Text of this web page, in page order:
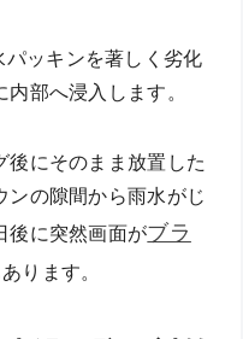
ッキンを著しく劣化
部へ浸入します。
後にそのまま放置した
ンの隙間から雨水がじ
後に突然画面がブラ
ります。